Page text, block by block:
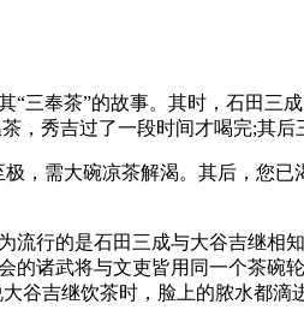
奉茶”的故事。其时，石田三成
，秀吉过了一段时间才喝完;其后
需大碗凉茶解渴。其后，您已
行的是石田三成与大谷吉继相
的诸武将与文吏皆用同一个茶
谷吉继饮茶时，脸上的脓水都